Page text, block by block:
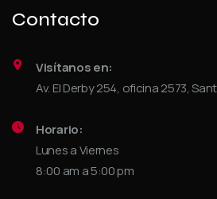
Contacto
Visítanos en:
Av. El Derby 254, oficina 2573,
Horario:
Lunes a Viernes
8:00 am a 5:00 pm